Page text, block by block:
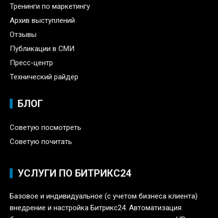
Тренинги по маркетингу
Архив выступлений
Отзывы
Публикации в СМИ
Пресс-центр
Технический райдер
БЛОГ
Советую посмотреть
Советую почитать
УСЛУГИ ПО БИТРИКС24
Базовое и индивидуальное (с учетом бизнеса клиента)
внедрение и настройка Битрикс24. Автоматизация